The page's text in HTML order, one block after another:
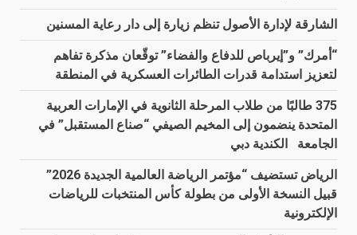
الشارقة لإدارة الأصول تنظم زيارة إلى دار رعاية المسنين
“أمرك” و”إيرباص للدفاع والفضاء” توقّعان مذكرة تفاهم
لتعزيز استدامة قدرات الطائرات العسكرية في المنطقة
375 طالبًا من طلاب المرحلة الثانوية في الإمارات العربية
المتحدة ينضمون إلى المخيم الصيفي “صناع المستقبل” في
الجامعة الكندية دبي
الرياض تستضيف “مؤتمر الرياضة العالمية الجديدة 2026”
قبيل النسخة الأولى من بطولة كأس المنتخبات للرياضات
الإلكترونية